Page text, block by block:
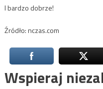
I bardzo dobrze!
Źródło: nczas.com
Wspieraj